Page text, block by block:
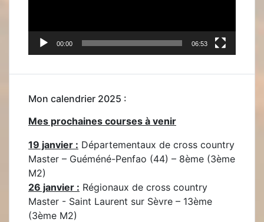
00:00 06:53
Mon calendrier 2025 :
Mes prochaines courses à venir
19 janvier : Départementaux de cross country
Master – Guéméné-Penfao (44) – 8ème (3ème
M2)
26 janvier : Régionaux de cross country
Master - Saint Laurent sur Sèvre – 13ème
(3ème M2)